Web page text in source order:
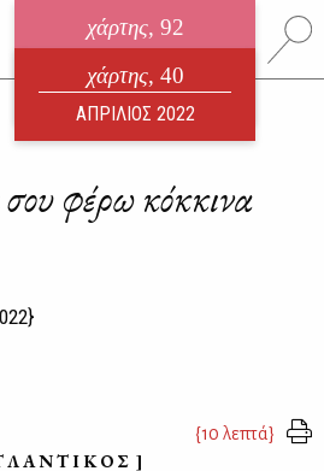
χάρτης, 92
ηλεκτρονικό περιοδικό
ΑΥΓΟΥΣΤΟΣ 2026
χάρτης, 40
ΑΠΡΙΛΙΟΣ 2022
φέρω κόκκινα
{10 λεπτά}
Λ Α Ν Τ Ι Κ Ο Σ ]